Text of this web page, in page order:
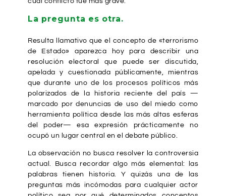
La pregunta es otra.
Resulta llamativo que el concepto de «terrorismo
de Estado» aparezca hoy para describir una
resolución electoral que puede ser discutida,
apelada y cuestionada públicamente, mientras
que durante uno de los procesos políticos más
polarizados de la historia reciente del país —
marcado por denuncias de uso del miedo como
herramienta política desde las más altas esferas
del poder— esa expresión prácticamente no
ocupó un lugar central en el debate público.
La observación no busca resolver la controversia
actual. Busca recordar algo más elemental: las
palabras tienen historia. Y quizás una de las
preguntas más incómodas para cualquier actor